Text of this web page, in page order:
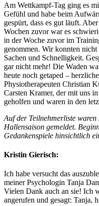
Am Wettkampf-Tag ging es
Gefühl und habe beim
gespürt, dass es gut läuft.
Wochen zuvor war es
in der Woche zuvor im
genommen. Wir konnten
Sachen und Schnelligkeit.
gar nicht mehr! Die Waden
heute noch getaped –
Physiotherapeuten Christian
Carsten Kramer, der mit uns
geholfen und waren in den
Auf der Teilnehmerliste
Hallensaison gemeldet.
Gedankenspiele hinsichtlich
Kristin Gierisch:
Ich habe versucht das
meiner Psychologin Tanja
Vielen Dank auch an sie! Ich
angerufen und gesagt: Tanja,